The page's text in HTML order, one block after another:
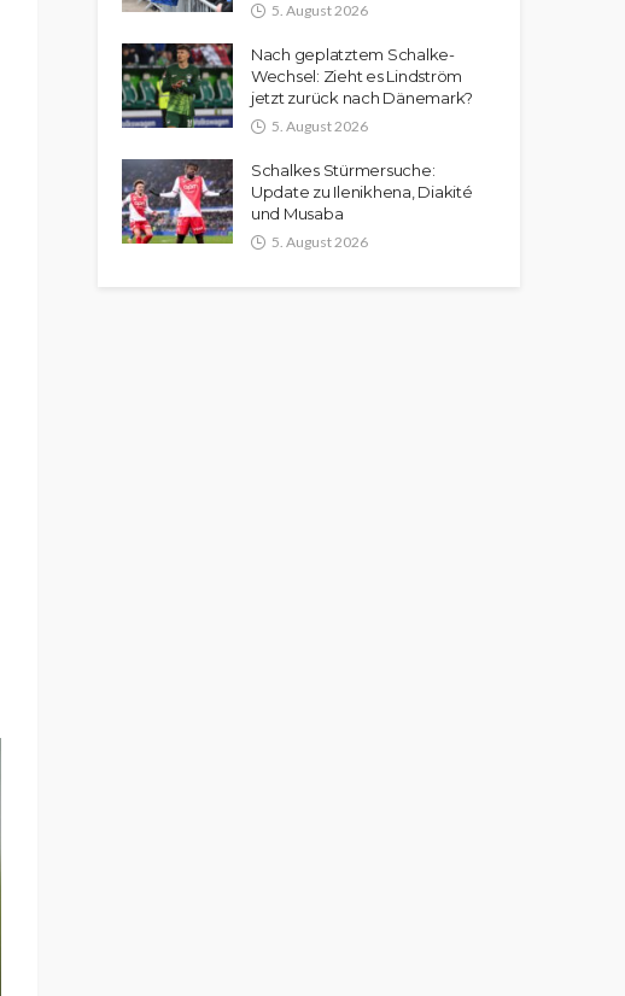
5. August 2026
Nach geplatztem Schalke-
Wechsel: Zieht es Lindström
jetzt zurück nach Dänemark?
5. August 2026
Schalkes Stürmersuche:
Update zu Ilenikhena, Diakité
und Musaba
5. August 2026